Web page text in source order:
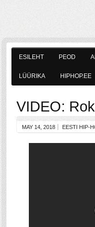
ESILEHT PEOD
LÜÜRIKA HIPHOP.EE
VIDEO:
MAY 14, 2018 EESTI HIP-